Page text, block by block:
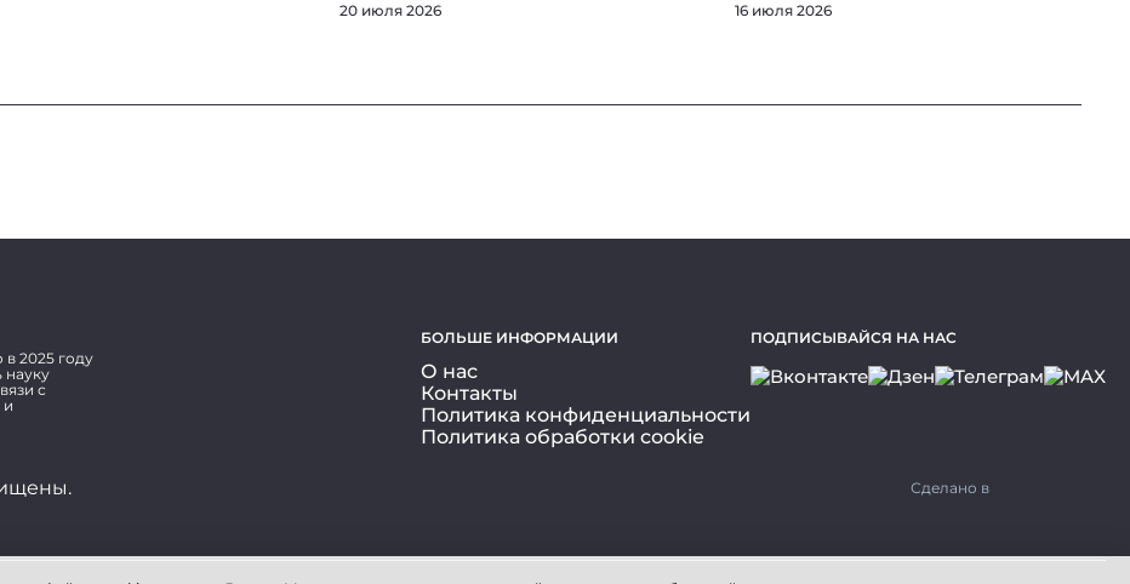
20 июля 2026 16 июля 2026
2025 году
науку
с
и
БОЛЬШЕ ИНФОРМАЦИИ
О нас
Контакты
Политика конфиденциальности
Политика обработки cookie
ПОДПИСЫВАЙСЯ НА НАС
Сделано в